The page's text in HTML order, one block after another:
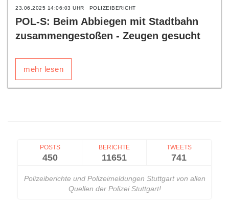
23.06.2025 14:06:03 UHR POLIZEIBERICHT
POL-S: Beim Abbiegen mit Stadtbahn
zusammengestoßen - Zeugen gesucht
mehr lesen
POSTS
450
BERICHTE
11651
TWEETS
741
Polizeiberichte und Polizeimeldungen Stuttgart von allen
Quellen der Polizei Stuttgart!